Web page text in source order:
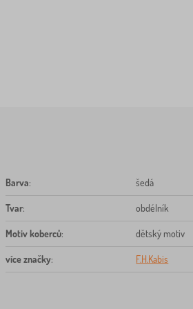
Barva: šedá
Tvar: obdélník
Motiv koberců: dětský motiv
více značky: F.H.Kabis